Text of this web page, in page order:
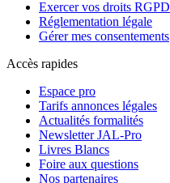
Exercer vos droits RGPD
Réglementation légale
Gérer mes consentements
Accès rapides
Espace pro
Tarifs annonces légales
Actualités formalités
Newsletter JAL-Pro
Livres Blancs
Foire aux questions
Nos partenaires